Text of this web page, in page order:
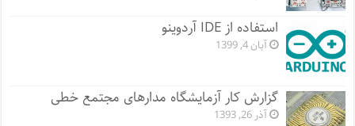
استفاده از IDE آردوینو
آبان 4, 1399
گزارش کار آزمایشگاه مدارهای مجتمع خطی
آذر 26, 1393